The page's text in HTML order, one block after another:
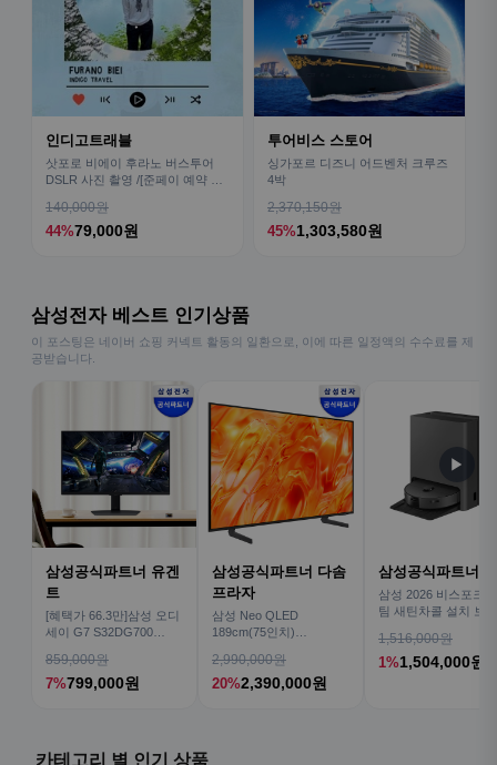
인디고트래블
삿포로 비에이 후라노 버스투어
DSLR 사진 촬영 /[준페이 예약 식
140,000원
44%79,000원
투어비스 스토어
싱가포르 디즈니 어드벤처 크루즈
4박
2,370,150원
45%1,303,580원
삼성전자 베스트 인기상품
이 포스팅은 네이버 쇼핑 커넥트 활동의 일환으로, 이에 따른 일정액의 수수료를 제
공받습니다.
삼성공식파트너 유겐
트
[혜택가 66.3만]삼성 오디
세이 G7 S32DG700
859,000원
7%799,000원
삼성공식파트너 다솜
프라자
삼성 Neo QLED
189cm(75인치)
TV
2,990,000원
20%2,390,000원
삼성공식파트너
삼성 2026 비스포크
팀 새틴차콜 설치 보
1,516,000원
1%1,504,000원
▶
카테고리 별 인기 상품